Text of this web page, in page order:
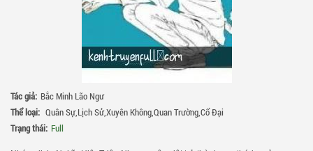
Tác giả: Bắc Minh Lão Ngư
Thể loại: Quân Sự,Lịch Sử,Xuyên Không,Quan Trường,Cổ Đại
Trạng thái: Full